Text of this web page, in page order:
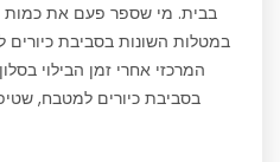
בבית. מי שספר פעם את כמות
במטלות השונות בסביבת כיורים
המרכזי אחרי זמן הבילוי
בסביבת כיורים למטבח,